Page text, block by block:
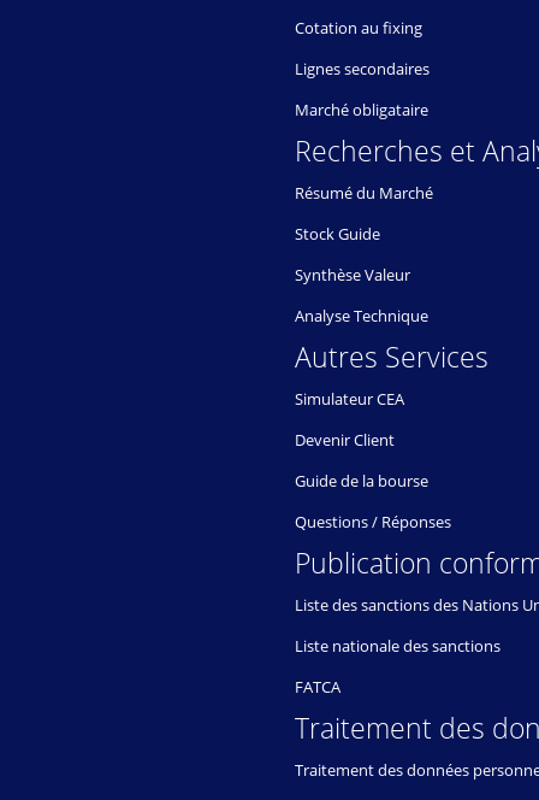
Cotation au fixing
Lignes secondaires
Marché obligataire
Recherches et
Résumé du Marché
Stock Guide
Synthèse Valeur
Analyse Technique
Autres Services
Simulateur CEA
Devenir Client
Guide de la bourse
Questions / Réponses
Publication
Liste des sanctions des Nations
Liste nationale des sanctions
FATCA
Traitement des
Traitement des données